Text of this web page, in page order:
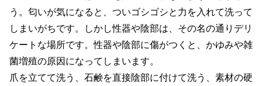
う。匂いが気になると、ついゴシゴシと力を入れて洗って
しまいがちです。しかし性器や陰部は、その名の通りデリ
ケートな場所です。性器や陰部に傷がつくと、かゆみや雑
菌増殖の原因になってしまいます。
爪を立てて洗う、石鹸を直接陰部に付けて洗う、素材の硬